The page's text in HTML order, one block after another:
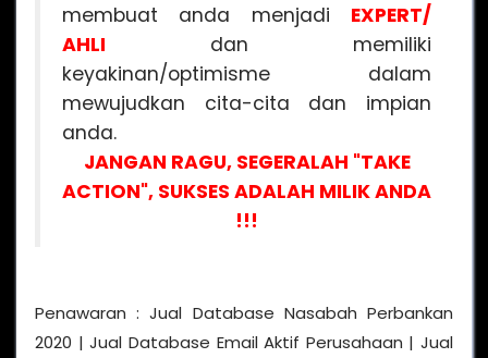
membuat anda menjadi EXPERT/
AHLI dan memiliki
keyakinan/optimisme dalam
mewujudkan cita-cita dan impian
anda.
JANGAN RAGU, SEGERALAH "TAKE
ACTION", SUKSES ADALAH MILIK ANDA
!!!
Penawaran : Jual Database Nasabah Perbankan
2020 | Jual Database Email Aktif Perusahaan | Jual